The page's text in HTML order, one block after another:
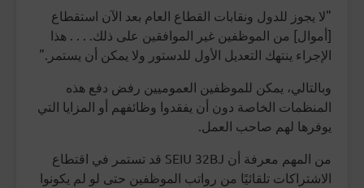
"لا يجوز للدول ونقابات القطاع العام بعد الآن استقطاع
[أموال] من الموظفين غير الموافقين على ذلك. . . . هذا
الإجراء ينتهك التعديل الأول للدستور ولا يمكن أن يستمر."
وبالتالي، يمكن للموظفين العموميين رفض دفع هذه
المنظمات الخاصة دون أن يفقدوا وظائفهم أو المزايا التي
يوفرها لهم صاحب العمل.
من المهم معرفة أن SEIU 32BJ قد تستمر في اقتطاع
الاشتراكات تلقائيًا من رواتب الموظفين حتى لو لم يكونوا